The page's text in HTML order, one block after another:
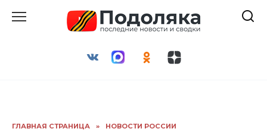
ГЛАВНАЯ СТРАНИЦА » НОВОСТИ РОССИИ